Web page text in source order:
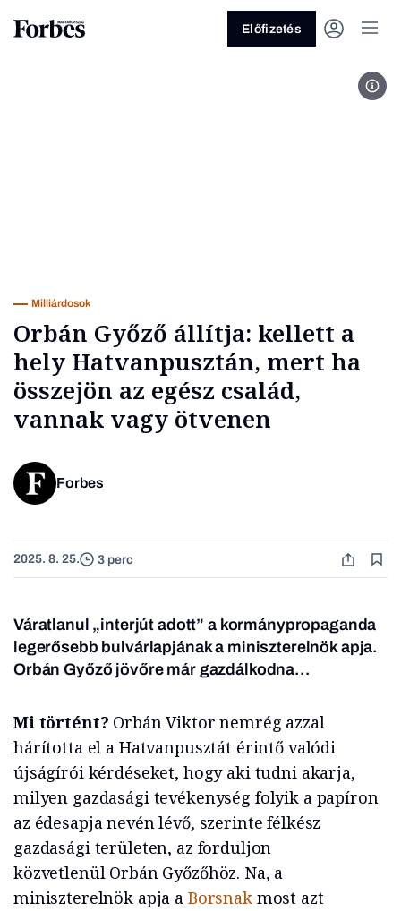
Üzlet
Előfizetés
Az
Milliárdosok
Orbán Győző állítja: kellett a
hely Hatvanpusztán, mert ha
összejön az egész család,
vannak vagy ötvenen
Forbes
2025. 8. 25. 3 perc
Váratlanul „interjút adott” a kormánypropaganda
legerősebb bulvárlapjának a miniszterelnök apja.
Orbán Győző jövőre már gazdálkodna…
Mi történt? Orbán Viktor nemrég azzal
hárította el a Hatvanpusztát érintő valódi
újságírói kérdéseket, hogy aki tudni akarja,
milyen gazdasági tevékenység folyik a papíron
az édesapja nevén lévő, szerinte félkész
gazdasági területen, az forduljon
közvetlenül Orbán Győzőhöz. Na, a
miniszterelnök apja a Borsnakmost azt